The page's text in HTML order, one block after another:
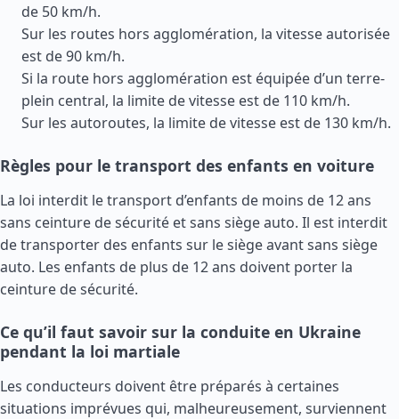
de 50 km/h.
Sur les routes hors agglomération, la vitesse autorisée
est de 90 km/h.
Si la route hors agglomération est équipée d’un terre-
plein central, la limite de vitesse est de 110 km/h.
Sur les autoroutes, la limite de vitesse est de 130 km/h.
Règles pour le transport des enfants en voiture
La loi interdit le transport d’enfants de moins de 12 ans
sans ceinture de sécurité et sans siège auto. Il est interdit
de transporter des enfants sur le siège avant sans siège
auto. Les enfants de plus de 12 ans doivent porter la
ceinture de sécurité.
Ce qu’il faut savoir sur la conduite en Ukraine
pendant la loi martiale
Les conducteurs doivent être préparés à certaines
situations imprévues qui, malheureusement, surviennent